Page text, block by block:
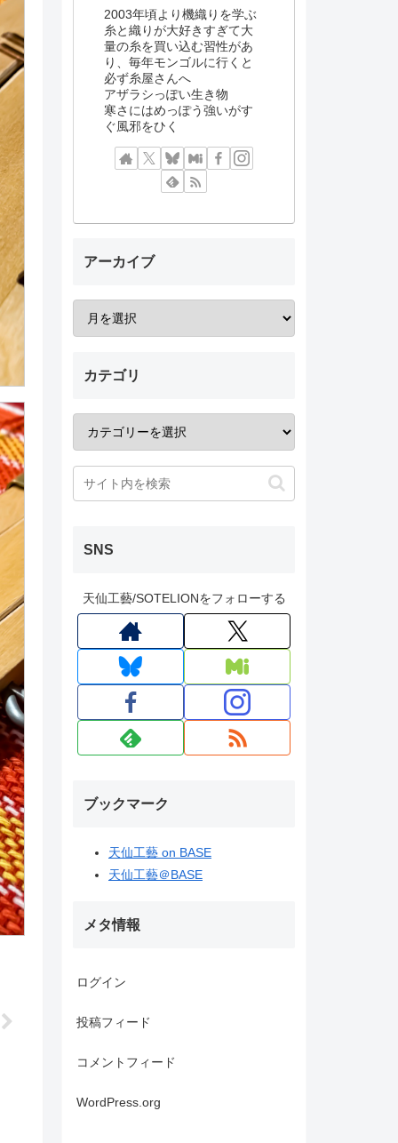
2003年頃より機織りを学ぶ
糸と織りが大好きすぎて大
量の糸を買い込む習性があ
り、毎年モンゴルに行くと
必ず糸屋さんへ
アザラシっぽい生き物
寒さにはめっぽう強いがす
ぐ風邪をひく
アーカイブ
カテゴリ
SNS
天仙工藝/SOTELIONをフォローする
ブックマーク
天仙工藝 on BASE
天仙工藝＠BASE
メタ情報
ログイン
投稿フィード
コメントフィード
WordPress.org